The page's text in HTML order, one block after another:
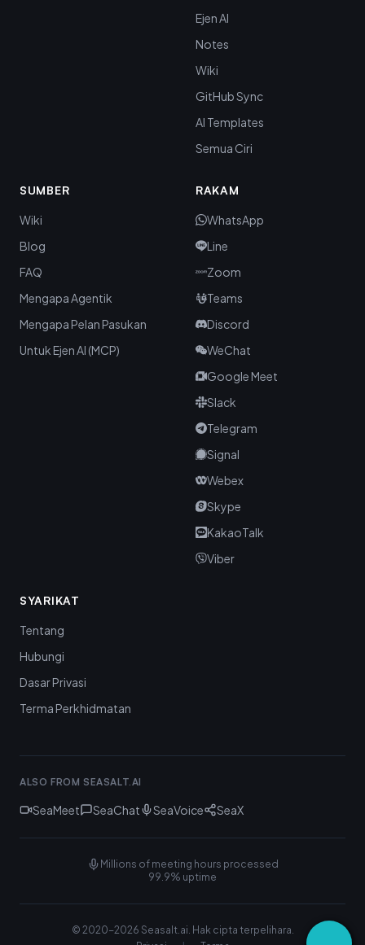
Ejen AI
Notes
Wiki
GitHub Sync
AI Templates
Semua Ciri
SUMBER
Wiki
Blog
FAQ
Mengapa Agentik
Mengapa Pelan Pasukan
Untuk Ejen AI (MCP)
RAKAM
WhatsApp
Line
Zoom
Teams
Discord
WeChat
Google Meet
Slack
Telegram
Signal
Webex
Skype
KakaoTalk
Viber
SYARIKAT
Tentang
Hubungi
Dasar Privasi
Terma Perkhidmatan
ALSO FROM SEASALT.AI
SeaMeet SeaChat SeaVoice SeaX
Millions of meeting hours processed
99.9% uptime
© 2020-2026 Seasalt.ai. Hak cipta terpelihara.